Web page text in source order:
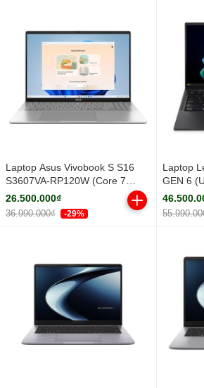
Laptop Asus Vivobook S S16
S3607VA-RP120W (Core 7
240H/ 16GB/ 512GB SSD/ 16
inch WUXGA/ Win11/ Silver/ Vỏ
nhôm)
26.500.000₫
36.990.000₫ -29%
Laptop
GEN 6
512GB
NoOS/